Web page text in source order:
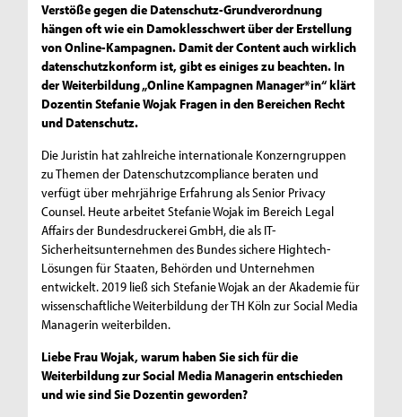
Verstöße gegen die Datenschutz-Grundverordnung
hängen oft wie ein Damoklesschwert über der Erstellung
von Online-Kampagnen. Damit der Content auch wirklich
datenschutzkonform ist, gibt es einiges zu beachten. In
der Weiterbildung „Online Kampagnen Manager*in“ klärt
Dozentin Stefanie Wojak Fragen in den Bereichen Recht
und Datenschutz.
Die Juristin hat zahlreiche internationale Konzerngruppen
zu Themen der Datenschutzcompliance beraten und
verfügt über mehrjährige Erfahrung als Senior Privacy
Counsel. Heute arbeitet Stefanie Wojak im Bereich Legal
Affairs der Bundesdruckerei GmbH, die als IT-
Sicherheitsunternehmen des Bundes sichere Hightech-
Lösungen für Staaten, Behörden und Unternehmen
entwickelt. 2019 ließ sich Stefanie Wojak an der Akademie für
wissenschaftliche Weiterbildung der TH Köln zur Social Media
Managerin weiterbilden.
Liebe Frau Wojak, warum haben Sie sich für die
Weiterbildung zur Social Media Managerin entschieden
und wie sind Sie Dozentin geworden?